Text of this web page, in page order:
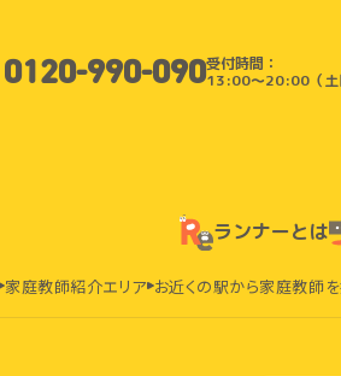
0120-990-090受付時間：
13:00〜20:00（土
ランナーとは
家庭教師紹介エリア お近くの駅から家庭教師